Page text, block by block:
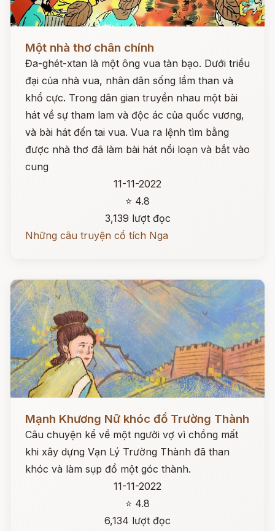
Một nhà thơ chân chính
Đa-ghét-xtan là một ông vua tàn bạo. Dưới triều
đại của nhà vua, nhân dân sống lầm than và
khổ cực. Trong dân gian truyền nhau một bài
hát về sự tham lam và độc ác của quốc vương,
và bài hát đến tai vua. Vua ra lệnh tìm bằng
được nhà thơ đã làm bài hát nổi loạn và bắt vào
cung
11-11-2022
⭐ 4.8
3,139 lượt đọc
Những câu truyện cổ tích Nga
Mạnh Khương Nữ khóc đổ Trường Thành
Câu chuyện kể về một người vợ vì chồng mất
khi xây dựng Vạn Lý Trường Thành đã than
khóc và làm sụp đổ một góc thành.
11-11-2022
⭐ 4.8
6,134 lượt đọc